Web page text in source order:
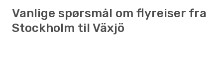
Vanlige spørsmål om flyreiser fra
Stockholm til Växjö